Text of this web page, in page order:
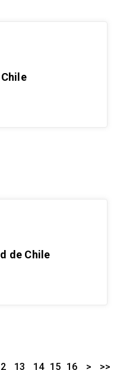
de Chile
13 14 15 16 > >>